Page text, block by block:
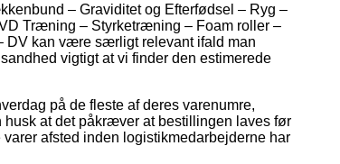
– Graviditet og Efterfødsel – Ryg –
Træning – Styrketræning – Foam roller –
DV kan være særligt relevant ifald man
vigtigt at vi finder den estimerede
på de fleste af deres varenumre,
at det påkræver at bestillingen laves før
afsted inden logistikmedarbejderne har